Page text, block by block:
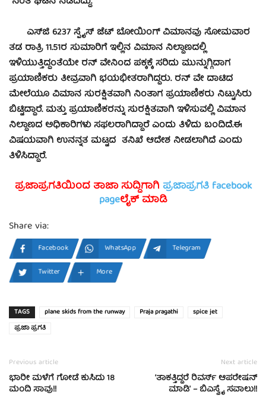
ಎಸ್‌ಜಿ 6237 ಸ್ಪೈಸ್‌ ಜೆಟ್‌ ಬೋಯಿಂಗ್‌ ವಿಮಾನವು ಸೋಮವಾರ
ತಡ ರಾತ್ರಿ 11.51ರ ಸುಮಾರಿಗೆ ಇಲ್ಲಿನ ವಿಮಾನ ನಿಲ್ದಾಣದಲ್ಲಿ
ಇಳಿಯುತ್ತಿದ್ದಂತೆಯೇ ರನ್‌ ವೇನಿಂದ ಪಕ್ಕಕ್ಕೆ ಸರಿದು ಮುನ್ನುಗ್ಗಿದಾಗ
ಪ್ರಯಾಣಿಕರು ತೀವ್ರವಾಗಿ ಭಯಭೀತರಾಗಿದ್ದರು. ರನ್‌ ವೇ ದಾಟಿದ
ಮೇಲೆಯೂ ವಿಮಾನ ಸುರಕ್ಷಿತವಾಗಿ ನಿಂತಾಗ ಪ್ರಯಾಣಿಕರು ನಿಟ್ಟುಸಿರು
ಬಿಟ್ಟಿದ್ದಾರೆ. ಮತ್ತು ಪ್ರಯಾಣಿಕರನ್ನು ಸುರಕ್ಷಿತವಾಗಿ ಇಳಿಸುವಲ್ಲಿ ವಿಮಾನ
ನಿಲ್ದಾಣದ ಅಧಿಕಾರಿಗಳು ಸಫಲರಾಗಿದ್ದಾರೆ ಎಂದು ತಿಳಿದು ಬಂದಿದೆ.ಈ
ವಿಷಯವಾಗಿ ಉನನ್ನತ ಮಟ್ಟದ ತನಿಖೆ ಆದೇಶ ನೀಡಲಾಗಿದೆ ಎಂದು
ತಿಳಿಸಿದ್ದಾರೆ.
ಪ್ರಜಾಪ್ರಗತಿಯಿಂದ ತಾಜಾ ಸುದ್ದಿಗಾಗಿ ಪ್ರಜಾಪ್ರಗತಿ facebook
pageಲೈಕ್ ಮಾಡಿ
Share via:
Facebook WhatsApp
Telegram
Twitter
More
TAGS plane skids from the runway Praja pragathi
spice jet
ಪ್ರಜಾ ಪ್ರಗತಿ
Previous article
ಭಾರೀ ಮಳೆಗೆ ಗೋಡೆ ಕುಸಿದು 18
ಮಂದಿ ಸಾವು!!
Next article
‘ತಾಕತ್ತಿದ್ದರೆ ರಿವರ್ಸ್ ಆಪರೇಷನ್
ಮಾಡಿ’ – ಬಿಎಸ್ವೈ ಸವಾಲು!!